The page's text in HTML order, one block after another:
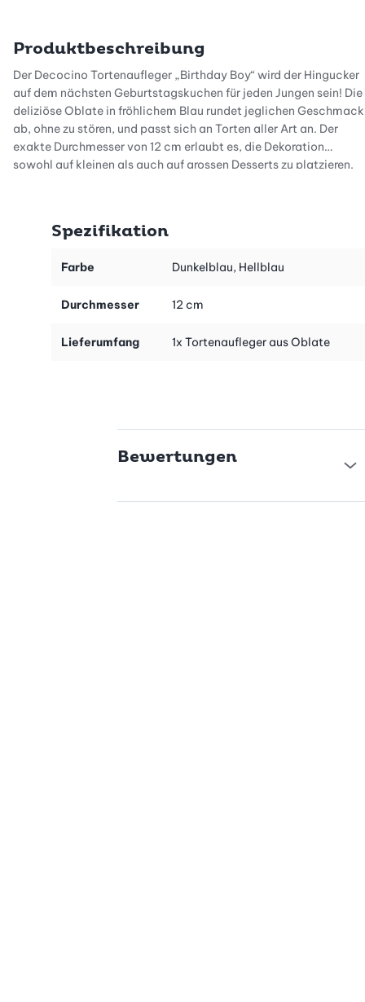
Produktbeschreibung
Der Decocino Tortenaufleger „Birthday Boy“ wird der Hingucker
auf dem nächsten Geburtstagskuchen für jeden Jungen sein! Die
deliziöse Oblate in fröhlichem Blau rundet jeglichen Geschmack
ab, ohne zu stören, und passt sich an Torten aller Art an. Der
exakte Durchmesser von 12 cm erlaubt es, die Dekoration
sowohl auf kleinen als auch auf grossen Desserts zu platzieren.
der Aufleger vor allem für kinderfreundliche Süssspeisen
und unkompliziert oben auf der Torte positioniert. Sie kann
festgemacht werden oder durch andere köstliche Zierden wie
Spezifikation
Farbe Dunkelblau, Hellblau
Durchmesser 12 cm
Lieferumfang 1x Tortenaufleger aus Oblate
Bewertungen